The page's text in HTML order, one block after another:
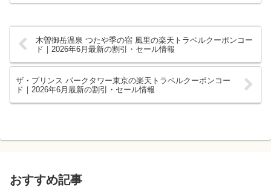
木曽御岳温泉 つたや季の宿 風里の楽天トラベルクーポンコー
ド｜2026年6月最新の割引・セール情報
ザ・プリンス パークタワー東京の楽天トラベルクーポンコー
ド｜2026年6月最新の割引・セール情報
おすすめ記事